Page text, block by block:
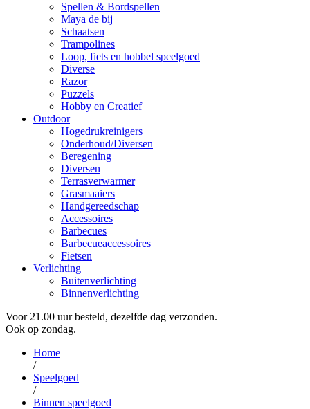
Spellen & Bordspellen
Maya de bij
Schaatsen
Trampolines
Loop, fiets en hobbel speelgoed
Diverse
Razor
Puzzels
Hobby en Creatief
Outdoor
Hogedrukreinigers
Onderhoud/Diversen
Beregening
Diversen
Terrasverwarmer
Grasmaaiers
Handgereedschap
Accessoires
Barbecues
Barbecueaccessoires
Fietsen
Verlichting
Buitenverlichting
Binnenverlichting
Voor 21.00 uur besteld, dezelfde dag verzonden.
Ook op zondag.
Home
/
Speelgoed
/
Binnen speelgoed